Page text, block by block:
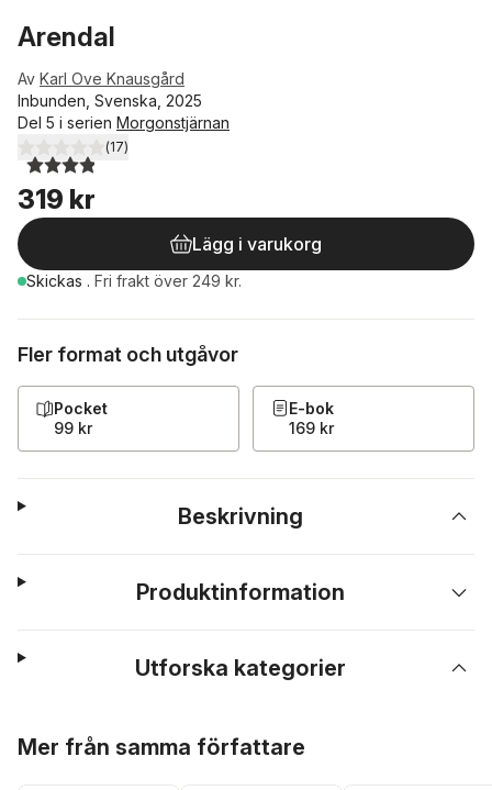
Arendal
Av Karl Ove Knausgård
Inbunden, Svenska, 2025
Del 5 i serien Morgonstjärnan
3,9utav 5 stjärnor. Totalt antal röster:
(17)
319 kr
Lägg i varukorg
Skickas . Fri frakt över 249 kr.
Fler format och utgåvor
Pocket
99 kr
E-bok
169 kr
Beskrivning
Produktinformation
Utforska kategorier
Mer från samma författare